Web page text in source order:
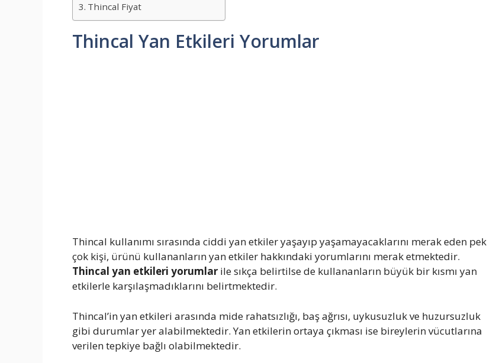
Thincal Fiyat
Thincal Yan Etkileri Yorumlar
Thincal kullanımı sırasında ciddi yan etkiler yaşayıp yaşamayacaklarını merak eden pek
çok kişi, ürünü kullananların yan etkiler hakkındaki yorumlarını merak etmektedir.
Thincal yan etkileri yorumlar ile sıkça belirtilse de kullananların büyük bir kısmı yan
etkilerle karşılaşmadıklarını belirtmektedir.
Thincal’in yan etkileri arasında mide rahatsızlığı, baş ağrısı, uykusuzluk ve huzursuzluk
gibi durumlar yer alabilmektedir. Yan etkilerin ortaya çıkması ise bireylerin vücutlarına
verilen tepkiye bağlı olabilmektedir.